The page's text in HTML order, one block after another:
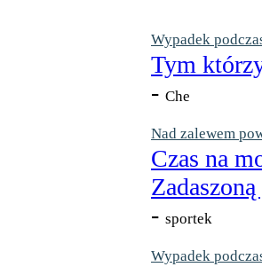
Wypadek
Tym
- Che
Nad zalewem
Czas na
- sportek
Wypadek